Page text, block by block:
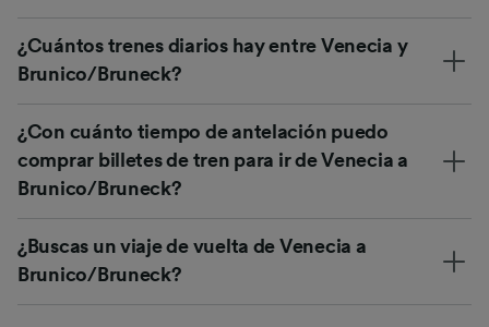
¿Cuántos trenes diarios hay entre Venecia y
Brunico/Bruneck?
¿Con cuánto tiempo de antelación puedo
comprar billetes de tren para ir de Venecia a
Brunico/Bruneck?
¿Buscas un viaje de vuelta de Venecia a
Brunico/Bruneck?